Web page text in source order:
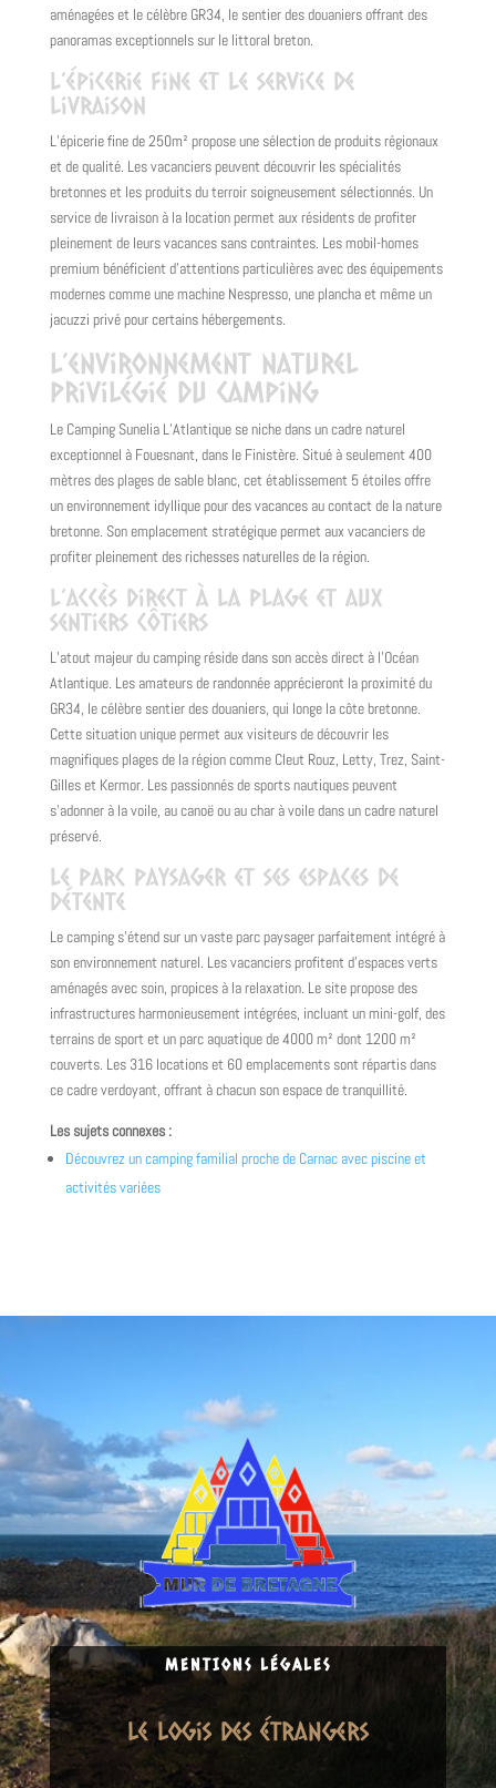
aménagées et le célèbre GR34, le sentier des douaniers offrant des
panoramas exceptionnels sur le littoral breton.
L’épicerie fine et le service de
livraison
L’épicerie fine de 250m² propose une sélection de produits régionaux
et de qualité. Les vacanciers peuvent découvrir les spécialités
bretonnes et les produits du terroir soigneusement sélectionnés. Un
service de livraison à la location permet aux résidents de profiter
pleinement de leurs vacances sans contraintes. Les mobil-homes
premium bénéficient d’attentions particulières avec des équipements
modernes comme une machine Nespresso, une plancha et même un
jacuzzi privé pour certains hébergements.
L’environnement naturel
privilégié du camping
Le Camping Sunelia L’Atlantique se niche dans un cadre naturel
exceptionnel à Fouesnant, dans le Finistère. Situé à seulement 400
mètres des plages de sable blanc, cet établissement 5 étoiles offre
un environnement idyllique pour des vacances au contact de la nature
bretonne. Son emplacement stratégique permet aux vacanciers de
profiter pleinement des richesses naturelles de la région.
L’accès direct à la plage et aux
sentiers côtiers
L’atout majeur du camping réside dans son accès direct à l’Océan
Atlantique. Les amateurs de randonnée apprécieront la proximité du
GR34, le célèbre sentier des douaniers, qui longe la côte bretonne.
Cette situation unique permet aux visiteurs de découvrir les
magnifiques plages de la région comme Cleut Rouz, Letty, Trez, Saint-
Gilles et Kermor. Les passionnés de sports nautiques peuvent
s’adonner à la voile, au canoë ou au char à voile dans un cadre naturel
préservé.
Le parc paysager et ses espaces de
détente
Le camping s’étend sur un vaste parc paysager parfaitement intégré à
son environnement naturel. Les vacanciers profitent d’espaces verts
aménagés avec soin, propices à la relaxation. Le site propose des
infrastructures harmonieusement intégrées, incluant un mini-golf, des
terrains de sport et un parc aquatique de 4000 m² dont 1200 m²
couverts. Les 316 locations et 60 emplacements sont répartis dans
ce cadre verdoyant, offrant à chacun son espace de tranquillité.
Les sujets connexes :
Découvrez un camping familial proche de Carnac avec piscine et
activités variées
MENTIONS LÉGALES
Le logis Des étrangers